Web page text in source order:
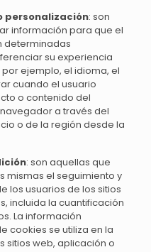
personalización: son
información para que el
determinadas
su experiencia
ejemplo, el idioma, el
cuando el usuario
o contenido del
a través del
o de la región desde la
: son aquellas que
mismas el seguimiento y
los usuarios de los sitios
incluida la cuantificación
La información
cookies se utiliza en la
sitios web, aplicación o